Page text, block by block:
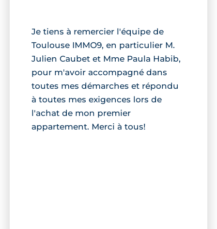
Je tiens à remercier l'équipe de
Toulouse IMMO9, en particulier M.
Julien Caubet et Mme Paula Habib,
pour m'avoir accompagné dans
toutes mes démarches et répondu
à toutes mes exigences lors de
l'achat de mon premier
appartement. Merci à tous!